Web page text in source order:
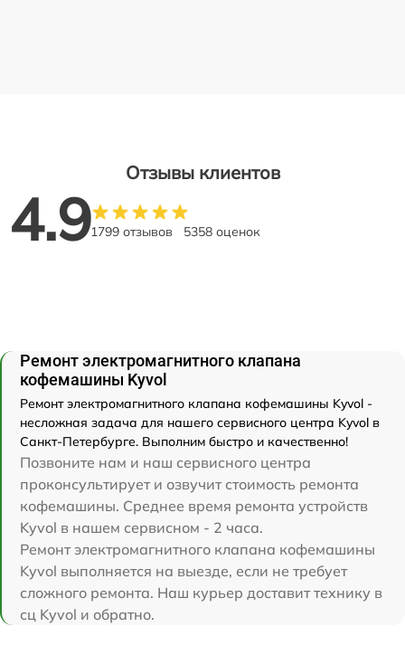
Отзывы клиентов
4.91799 отзывов 5358 оценок
Ремонт электромагнитного клапана
кофемашины Kyvol
Ремонт электромагнитного клапана кофемашины Kyvol -
несложная задача для нашего сервисного центра Kyvol в
Санкт-Петербурге. Выполним быстро и качественно!
Позвоните нам и наш сервисного центра
проконсультирует и озвучит стоимость ремонта
кофемашины. Среднее время ремонта устройств
Kyvol в нашем сервисном - 2 часа.
Ремонт электромагнитного клапана кофемашины
Kyvol выполняется на выезде, если не требует
сложного ремонта. Наш курьер доставит технику в
сц Kyvol и обратно.